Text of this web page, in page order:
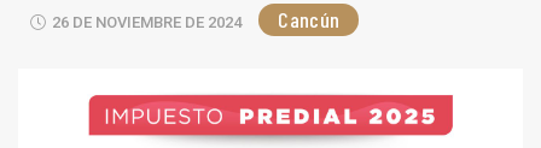
26 DE NOVIEMBRE DE 2024 Cancún